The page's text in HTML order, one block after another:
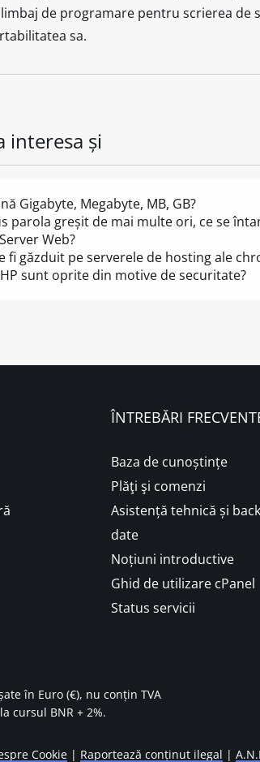
de programare pentru scrierea
sa.
interesa și
Gigabyte, Megabyte, MB, GB?
parola greșit de mai multe ori, ce se
Web?
fi găzduit pe serverele de hosting ale
sunt oprite din motive de securitate?
ÎNTREBĂRI
Baza de cunoștințe
Plăţi şi comenzi
Asistență tehnică și
date
Noțiuni introductive
Ghid de utilizare cPanel
Status servicii
în Euro (€), nu conțin TVA
cursul BNR + 2%.
Cookie | Raportează conținut ilegal |